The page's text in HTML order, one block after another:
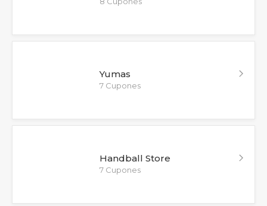
Yumas
7 Cupones
Handball Store
7 Cupones